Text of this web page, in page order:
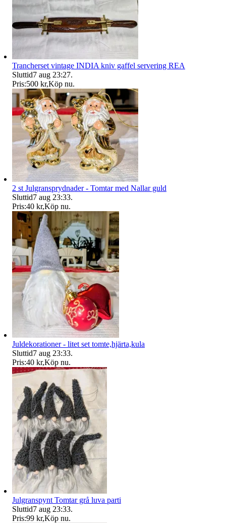
Trancherset vintage INDIA kniv gaffel servering REA
Sluttid7 aug 23:27.
Pris:500 kr,Köp nu.
2 st Julgransprydnader - Tomtar med Nallar guld
Sluttid7 aug 23:33.
Pris:40 kr,Köp nu.
Juldekorationer - litet set tomte,hjärta,kula
Sluttid7 aug 23:33.
Pris:40 kr,Köp nu.
Julgranspynt Tomtar grå luva parti
Sluttid7 aug 23:33.
Pris:99 kr,Köp nu.